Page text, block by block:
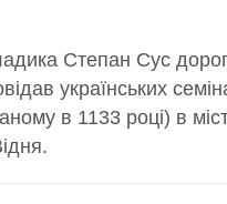
Степан Сус
українських
в 1133 році) в